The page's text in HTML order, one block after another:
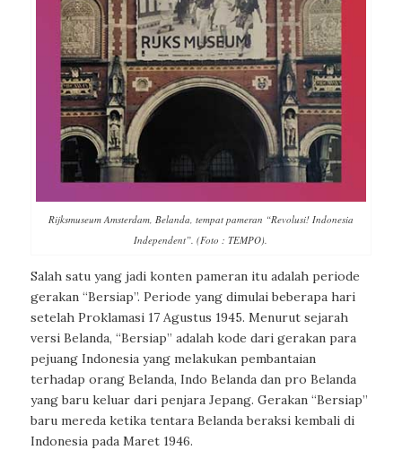
Rijksmuseum Amsterdam, Belanda, tempat pameran “Revolusi! Indonesia
Independent”. (Foto : TEMPO).
Salah satu yang jadi konten pameran itu adalah periode
gerakan “Bersiap”. Periode yang dimulai beberapa hari
setelah Proklamasi 17 Agustus 1945. Menurut sejarah
versi Belanda, “Bersiap” adalah kode dari gerakan para
pejuang Indonesia yang melakukan pembantaian
terhadap orang Belanda, Indo Belanda dan pro Belanda
yang baru keluar dari penjara Jepang. Gerakan “Bersiap”
baru mereda ketika tentara Belanda beraksi kembali di
Indonesia pada Maret 1946.